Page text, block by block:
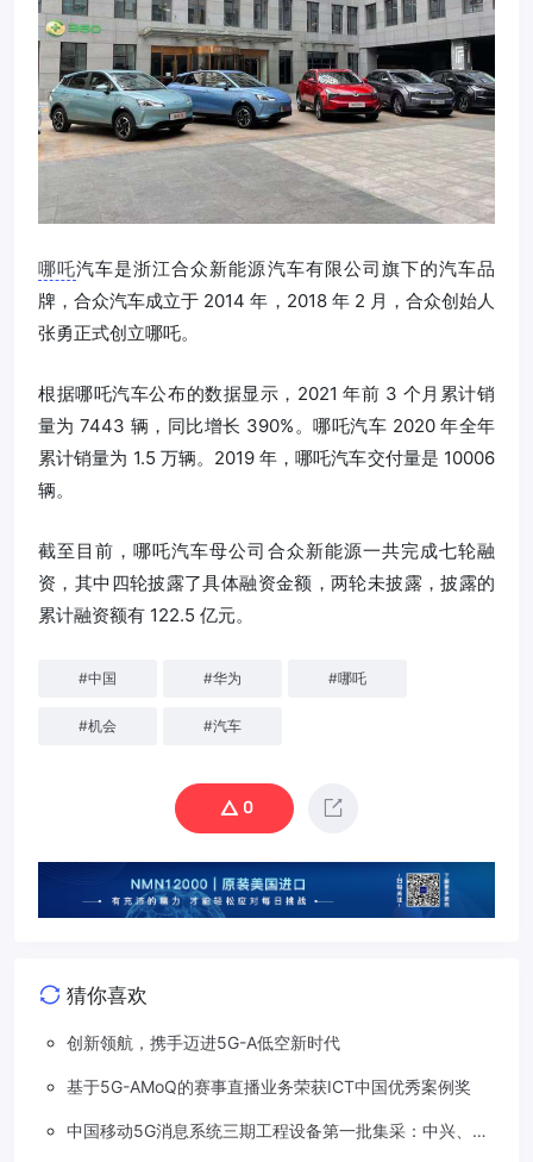
哪吒汽车是浙江合众新能源汽车有限公司旗下的汽车品
牌，合众汽车成立于 2014 年，2018 年 2 月，合众创始人
张勇正式创立哪吒。
根据哪吒汽车公布的数据显示，2021 年前 3 个月累计销
量为 7443 辆，同比增长 390%。哪吒汽车 2020 年全年
累计销量为 1.5 万辆。2019 年，哪吒汽车交付量是 10006
辆。
截至目前，哪吒汽车母公司合众新能源一共完成七轮融
资，其中四轮披露了具体融资金额，两轮未披露，披露的
累计融资额有 122.5 亿元。
#中国 #华为 #哪吒
#机会 #汽车
0
猜你喜欢
创新领航，携手迈进5G-A低空新时代
基于5G-AMoQ的赛事直播业务荣获ICT中国优秀案例奖
中国移动5G消息系统三期工程设备第一批集采：中兴、华